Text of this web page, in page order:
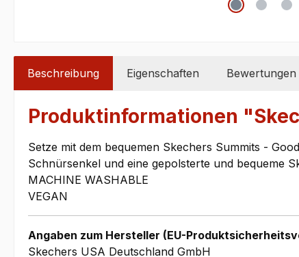
Beschreibung Eigenschaften Bewertungen
Produktinformationen
Setze mit dem bequemen Skechers Summits -
Schnürsenkel und eine gepolsterte und bequeme
MACHINE WASHABLE
VEGAN
Angaben zum Hersteller (EU-
Skechers USA Deutschland GmbH